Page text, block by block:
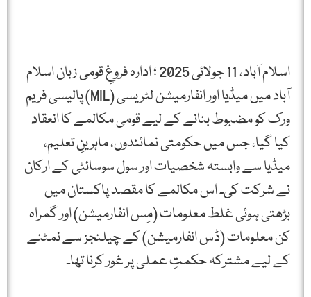
اسلام آباد، 11 جولائی 2025 ؛ ادارہ فروغِ قومی زبان اسلام
آباد میں میڈیا اور انفارمیشن لٹریسی (MIL) پالیسی فریم
ورک کو مضبوط بنانے کے لیے قومی مکالمے کا انعقاد
کیا گیا، جس میں حکومتی نمائندوں، ماہرینِ تعلیم،
میڈیا سے وابستہ شخصیات اور سول سوسائٹی کے ارکان
نے شرکت کی۔ اس مکالمے کا مقصد پاکستان میں
بڑھتی ہوئی غلط معلومات (مِس انفارمیشن) اور گمراہ
کن معلومات (ڈس انفارمیشن) کے چیلنجز سے نمٹنے
کے لیے مشترکہ حکمتِ عملی پر غور کرنا تھا۔